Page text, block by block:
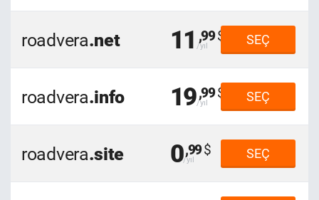
roadvera.net 11 ,99 SEÇ
roadvera.info 19,99 SEÇ
roadvera.site 0,99 SEÇ